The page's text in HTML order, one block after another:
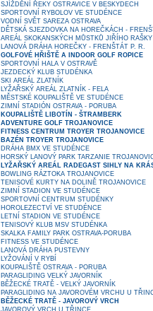
SJÍŽDĚNÍ ŘEKY OSTRAVICE V BESKYDECH
SPORTOVNÍ RYBOLOV VE STUDÉNCE
VODNÍ SVĚT SAREZA OSTRAVA
DĚTSKÁ SJEZDOVKA NA HOREČKÁCH -
AREÁL SKOKANSKÝCH MŮSTKŮ JIŘÍHO RAŠKY
LANOVÁ DRÁHA HOREČKY - FRENŠTÁT P. R.
GOLFOVÉ HŘIŠTĚ A INDOOR GOLF ROPICE
SPORTOVNÍ HALA V OSTRAVĚ
JEZDECKÝ KLUB STUDÉNKA
SKI AREÁL ZLATNÍK
LYŽAŘSKÝ AREÁL ZLATNÍK - FELA
MĚSTSKÉ KOUPALIŠTĚ VE STUDÉNCE
ZIMNÍ STADIÓN OSTRAVA - PORUBA
KOUPALIŠTĚ LIBOTÍN - ŠTRAMBERK
ADVENTURE GOLF TROJANOVICE
FITNESS CENTRUM TROYER TROJANOVICE
BAZÉN TROYER TROJANOVICE
DRÁHA BMX VE STUDÉNCE
HORSKÝ LANOVÝ PARK TARZANIE
LYŽAŘSKÝ AREÁL RADEGAST SIHLY NA
BOWLING RÁZTOKA TROJANOVICE
TENISOVÉ KURTY NA DOLINĚ TROJANOVICE
ZIMNÍ STADION VE STUDÉNCE
SPORTOVNÍ CENTRUM STUDÉNKY
HOROLEZECTVÍ VE STUDÉNCE
LETNÍ STADION VE STUDÉNCE
TENISOVÝ KLUB MSV STUDÉNKA
SKALKA FAMILY PARK OSTRAVA-PORUBA
FITNESS VE STUDÉNCE
LANOVÁ DRÁHA PUSTEVNY
LYŽOVÁNÍ V RYBÍ
KOUPALIŠTĚ OSTRAVA - PORUBA
PARAGLIDING VELKÝ JAVORNÍK
BĚŽECKÉ TRATĚ - VELKÝ JAVORNÍK
PARAGLIDING NA JAVOROVÉM VRCHU U
BĚŽECKÉ TRATĚ - JAVOROVÝ VRCH
JAVOROVÝ VRCH U TŘINCE